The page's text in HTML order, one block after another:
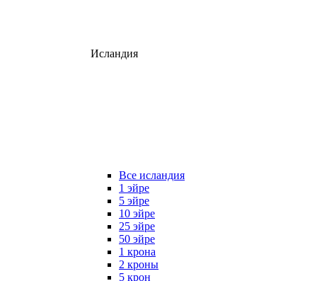
Исландия
Все исландия
1 эйре
5 эйре
10 эйре
25 эйре
50 эйре
1 крона
2 кроны
5 крон